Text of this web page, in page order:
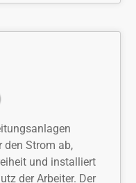
den Strom ab,
und installiert
der Arbeiter. Der